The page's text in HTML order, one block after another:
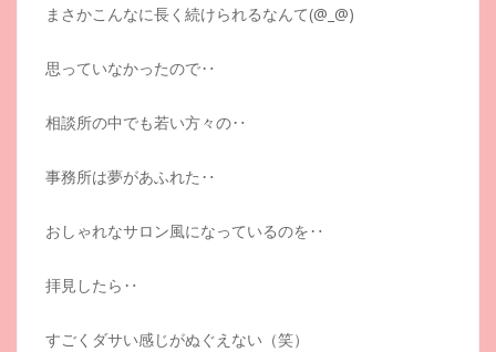
まさかこんなに長く続けられるなんて(@_@)
思っていなかったので‥
相談所の中でも若い方々の‥
事務所は夢があふれた‥
おしゃれなサロン風になっているのを‥
拝見したら‥
すごくダサい感じがぬぐえない（笑）